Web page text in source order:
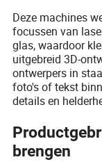
Deze machines
focussen van
glas, waardoor
uitgebreid 3D-
ontwerpers in
foto's of tekst
details en
brengen